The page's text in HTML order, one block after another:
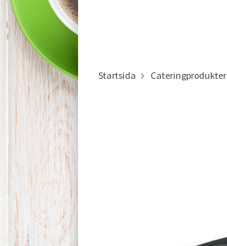
Startsida Cateringprodukter